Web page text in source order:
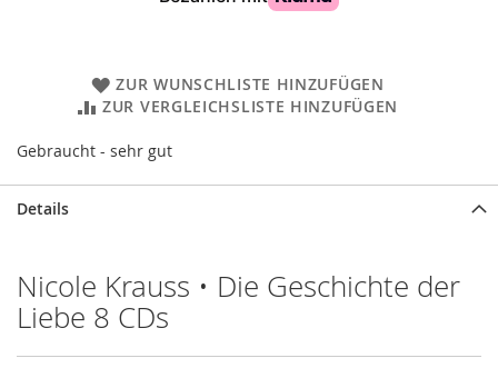
ZUR WUNSCHLISTE HINZUFÜGEN
ZUR VERGLEICHSLISTE HINZUFÜGEN
Gebraucht - sehr gut
Details
Nicole Krauss • Die Geschichte der
Liebe 8 CDs